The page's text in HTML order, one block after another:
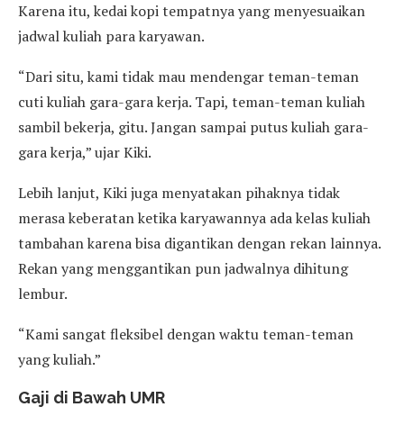
Karena itu, kedai kopi tempatnya yang menyesuaikan
jadwal kuliah para karyawan.
“Dari situ, kami tidak mau mendengar teman-teman
cuti kuliah gara-gara kerja. Tapi, teman-teman kuliah
sambil bekerja, gitu. Jangan sampai putus kuliah gara-
gara kerja,” ujar Kiki.
Lebih lanjut, Kiki juga menyatakan pihaknya tidak
merasa keberatan ketika karyawannya ada kelas kuliah
tambahan karena bisa digantikan dengan rekan lainnya.
Rekan yang menggantikan pun jadwalnya dihitung
lembur.
“Kami sangat fleksibel dengan waktu teman-teman
yang kuliah.”
Gaji di Bawah UMR